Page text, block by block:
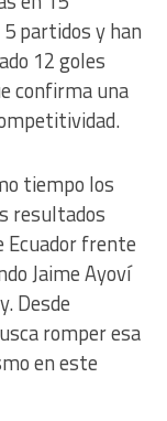
5 partidos y han
12 goles
confirma una
tiempo los
resultados
Ecuador frente
Jaime Ayoví
Desde
romper esa
en este